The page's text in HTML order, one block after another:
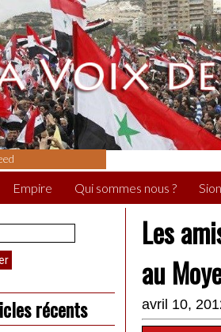
Empire Qui sommes nous ?
:
récents
Les
au
avril 10,